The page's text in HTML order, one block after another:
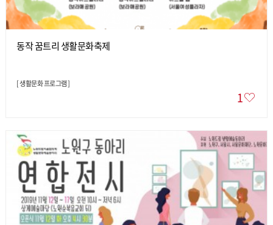
동작 꿈트리 생활문화축제
[생활문화 프로그램]
1